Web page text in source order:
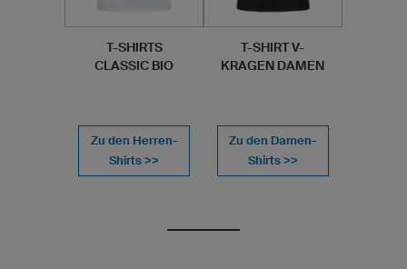
T-SHIRTS
CLASSIC BIO
Zu den Herren-
Shirts >>
T-SHIRT V-
KRAGEN DAMEN
Zu den Damen-
Shirts >>